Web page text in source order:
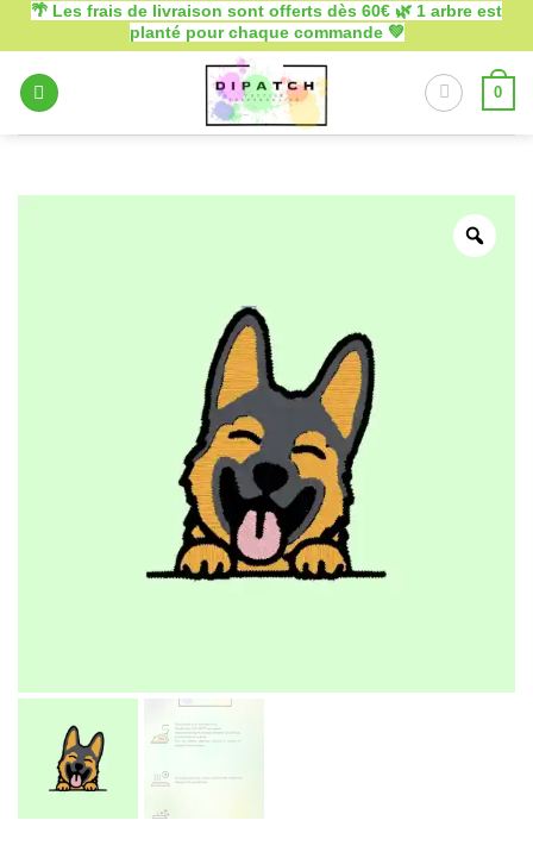
Passer
contenu
🌴 Les frais de livraison sont offerts dès 60€ 🌿 1 arbre est
planté pour chaque commande 💚
0